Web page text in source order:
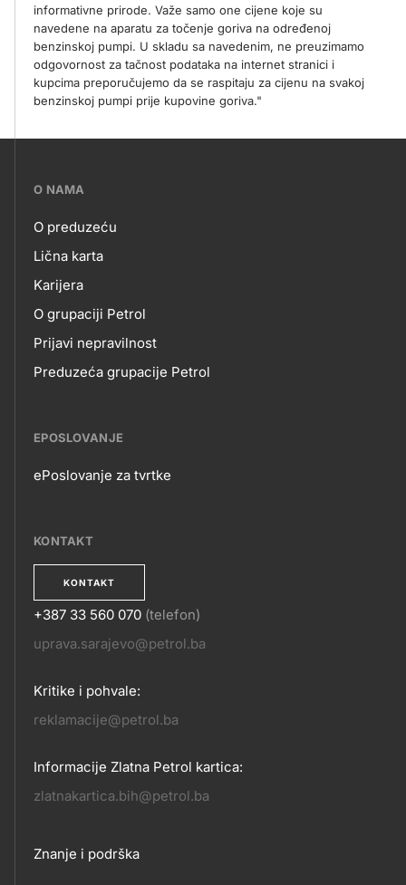
informativne prirode. Važe samo one cijene koje su
navedene na aparatu za točenje goriva na određenoj
benzinskoj pumpi. U skladu sa navedenim, ne preuzimamo
odgovornost za tačnost podataka na internet stranici i
kupcima preporučujemo da se raspitaju za cijenu na svakoj
benzinskoj pumpi prije kupovine goriva."
???
skupno.footer-
title???
O NAMA
O
NAMA
O preduzeću
Lična karta
Karijera
O grupaciji Petrol
Prijavi nepravilnost
Preduzeća grupacije Petrol
EPOSLOVANJE
ePoslovanje za tvrtke
KONTAKT
KONTAKT
KONTAKT
+387 33 560 070 (telefon)
uprava.sarajevo@petrol.ba
Kritike i pohvale:
reklamacije@petrol.ba
Informacije Zlatna Petrol kartica:
zlatnakartica.bih@petrol.ba
Footer
Znanje i podrška